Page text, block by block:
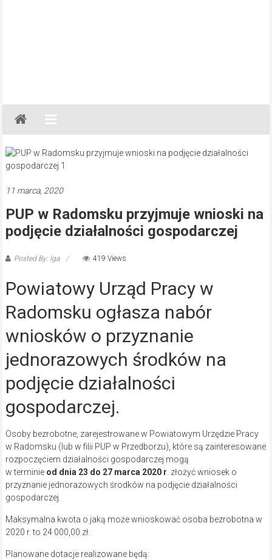
Gazeta
Regionalna
Częstochowa,
Kłobuck,
Myszków
11 marca, 2020
PUP w Radomsku przyjmuje wnioski na
podjęcie działalności gospodarczej
Posted By: Iga 419 Views
Powiatowy Urząd Pracy w
Radomsku ogłasza nabór
wniosków o przyznanie
jednorazowych środków na
podjęcie działalności
gospodarczej.
Osoby bezrobotne, zarejestrowane w Powiatowym Urzędzie Pracy
w Radomsku (lub w filii PUP w Przedborzu), które są zainteresowane
rozpoczęciem działalności gospodarczej mogą
w terminie od dnia 23 do 27 marca 2020 r . złożyć wniosek o
przyznanie jednorazowych środków na podjęcie działalności
gospodarczej.
Maksymalna kwota o jaką może wnioskować osoba bezrobotna w
2020 r. to 24 000,00 zł.
Planowane dotacje realizowane będą: